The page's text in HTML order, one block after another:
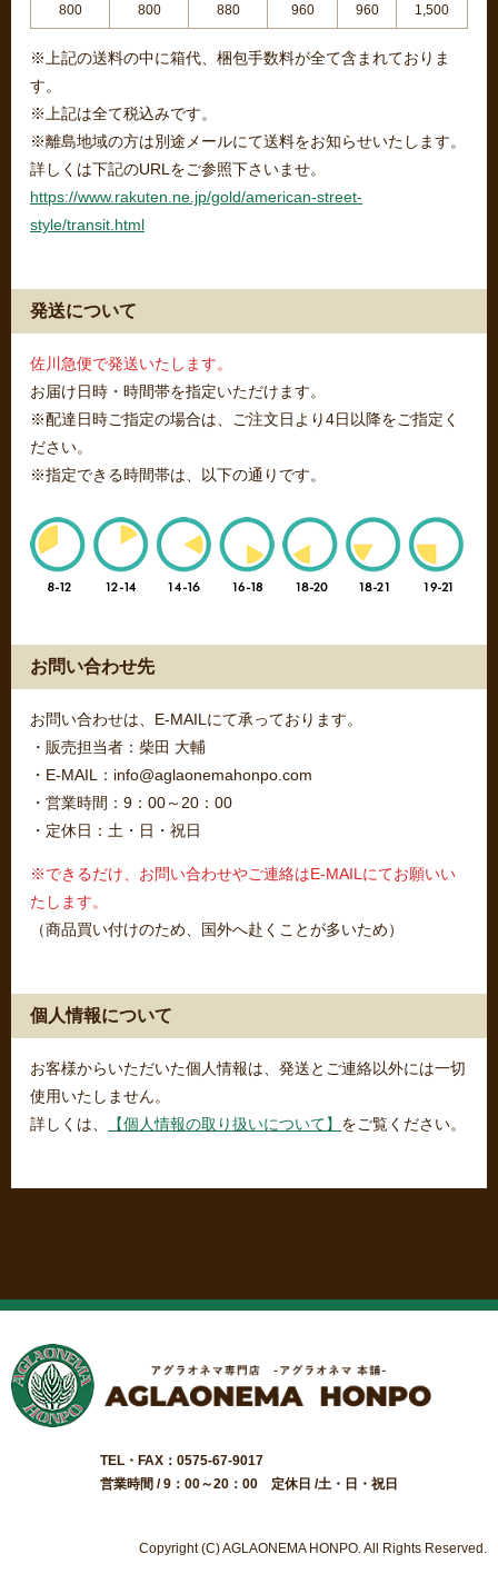
800 800 880 960 960 1,500
※上記の送料の中に箱代、梱包手数料が全て含まれておりま
す。
※上記は全て税込みです。
※離島地域の方は別途メールにて送料をお知らせいたします。
詳しくは下記のURLをご参照下さいませ。
https://www.rakuten.ne.jp/gold/american-street-
style/transit.html
発送について
佐川急便で発送いたします。
お届け日時・時間帯を指定いただけます。
※配達日時ご指定の場合は、ご注文日より4日以降をご指定く
ださい。
※指定できる時間帯は、以下の通りです。
お問い合わせ先
お問い合わせは、E-MAILにて承っております。
・販売担当者：柴田 大輔
・E-MAIL：info@aglaonemahonpo.com
・営業時間：9：00～20：00
・定休日：土・日・祝日
※できるだけ、お問い合わせやご連絡はE-MAILにてお願いい
たします。
（商品買い付けのため、国外へ赴くことが多いため）
個人情報について
お客様からいただいた個人情報は、発送とご連絡以外には一切
使用いたしません。
詳しくは、
【個人情報の取り扱いについて】 をご覧ください。
TEL・FAX：0575-67-9017
営業時間 / 9：00～20：00 定休日 /土・日・祝日
Copyright (C) AGLAONEMA HONPO. All Rights Reserved.